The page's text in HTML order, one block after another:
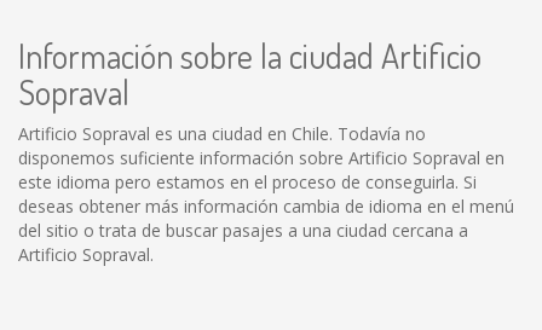
Información sobre la ciudad Artificio
Sopraval
Artificio Sopraval es una ciudad en Chile. Todavía no
disponemos suficiente información sobre Artificio Sopraval en
este idioma pero estamos en el proceso de conseguirla. Si
deseas obtener más información cambia de idioma en el menú
del sitio o trata de buscar pasajes a una ciudad cercana a
Artificio Sopraval.